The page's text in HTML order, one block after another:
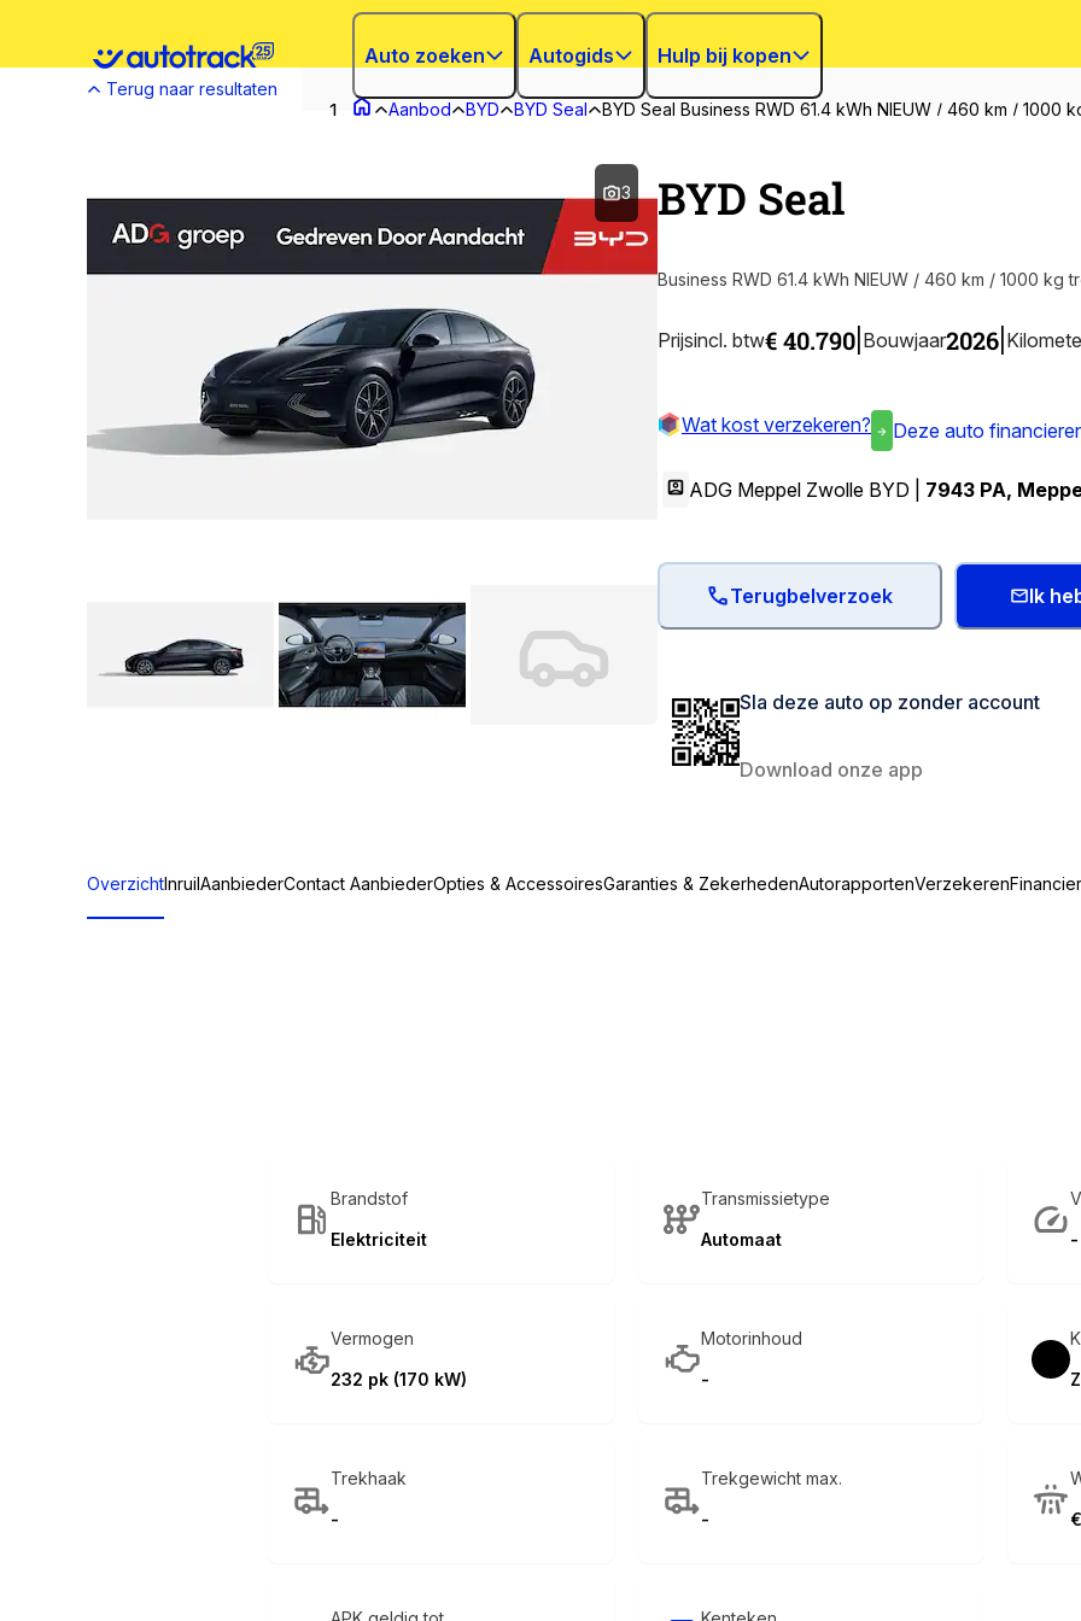
Auto zoeken Autogids Hulp bij kopen
Terug naar resultaten
Aanbod
BYD BYD Seal BYD Seal Business RWD 61.4 kWh NIEUW / 460 km /
3 BYD Seal
Business RWD 61.4 kWh NIEUW / 460 km / 1000
Prijsincl. btw€ 40.790 Bouwjaar2026
Wat kost verzekeren? Deze auto
ADG Meppel Zwolle BYD | 7943 PA,
Ik
Terugbelverzoek
Sla deze auto op zonder account
Download onze app
OverzichtInruilAanbiederContact AanbiederOpties & AccessoiresGaranties & ZekerhedenAutorapportenVerzekeren
Brandstof
Elektriciteit
Transmissietype
Automaat
-
Vermogen
232 pk (170 kW)
Motorinhoud
-
Trekhaak
-
Trekgewicht max.
-